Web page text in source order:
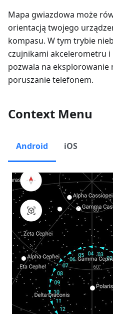
Mapa gwiazdowa może
orientacją twojego
kompasu. W tym trybie
czujnikami akcelerometru
pozwala na eksplorowanie
poruszanie telefonem.
Context Menu
Android iOS